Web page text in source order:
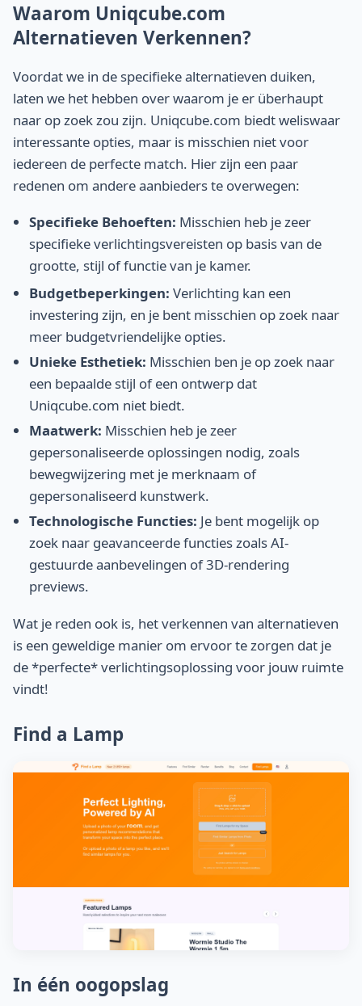
Waarom Uniqcube.com
Alternatieven Verkennen?
Voordat we in de specifieke alternatieven duiken,
laten we het hebben over waarom je er überhaupt
naar op zoek zou zijn. Uniqcube.com biedt weliswaar
interessante opties, maar is misschien niet voor
iedereen de perfecte match. Hier zijn een paar
redenen om andere aanbieders te overwegen:
Specifieke Behoeften: Misschien heb je zeer
specifieke verlichtingsvereisten op basis van de
grootte, stijl of functie van je kamer.
Budgetbeperkingen: Verlichting kan een
investering zijn, en je bent misschien op zoek naar
meer budgetvriendelijke opties.
Unieke Esthetiek: Misschien ben je op zoek naar
een bepaalde stijl of een ontwerp dat
Uniqcube.com niet biedt.
Maatwerk: Misschien heb je zeer
gepersonaliseerde oplossingen nodig, zoals
bewegwijzering met je merknaam of
gepersonaliseerd kunstwerk.
Technologische Functies: Je bent mogelijk op
zoek naar geavanceerde functies zoals AI-
gestuurde aanbevelingen of 3D-rendering
previews.
Wat je reden ook is, het verkennen van alternatieven
is een geweldige manier om ervoor te zorgen dat je
de *perfecte* verlichtingsoplossing voor jouw ruimte
vindt!
Find a Lamp
In één oogopslag